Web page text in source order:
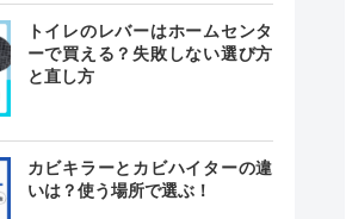
トイレのレバーはホームセンタ
ーで買える？失敗しない選び方
と直し方
カビキラーとカビハイターの違
いは？使う場所で選ぶ！